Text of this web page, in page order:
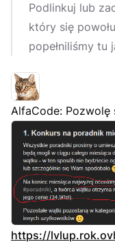
Podlinkuj lub
który się
popełniliśmy tu
AlfaCode:
https://